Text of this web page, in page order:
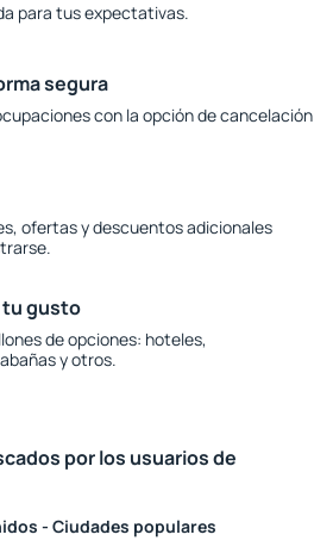
para tus expectativas.
segura
con la opción de cancelación
ofertas y descuentos adicionales
tu gusto
de opciones: hoteles,
y otros.
por los usuarios de
- Ciudades populares